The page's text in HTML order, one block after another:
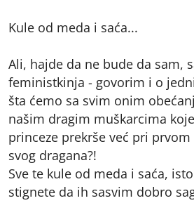
Kule od meda i saća...
Ali, hajde da ne bude da sam,
feministkinja - govorim i o
šta ćemo sa svim onim
našim dragim muškarcima
princeze prekrše već pri
svog dragana?!
Sve te kule od meda i saća,
stignete da ih sasvim dobro